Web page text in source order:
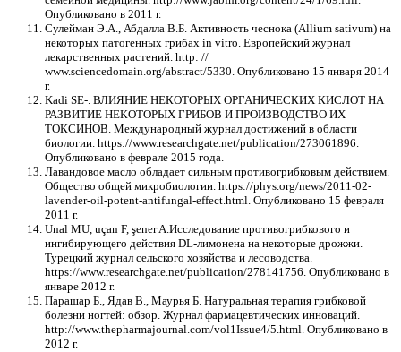
Опубликовано в 2011 г.
Сулейман Э.А., Абдалла В.Б. Активность чеснока (Allium sativum) на
некоторых патогенных грибах in vitro. Европейский журнал
лекарственных растений. http: //
www.sciencedomain.org/abstract/5330. Опубликовано 15 января 2014
г.
Kadi SE-. ВЛИЯНИЕ НЕКОТОРЫХ ОРГАНИЧЕСКИХ КИСЛОТ НА
РАЗВИТИЕ НЕКОТОРЫХ ГРИБОВ И ПРОИЗВОДСТВО ИХ
ТОКСИНОВ. Международный журнал достижений в области
биологии. https://www.researchgate.net/publication/273061896.
Опубликовано в феврале 2015 года.
Лавандовое масло обладает сильным противогрибковым действием.
Общество общей микробиологии. https://phys.org/news/2011-02-
lavender-oil-potent-antifungal-effect.html. Опубликовано 15 февраля
2011 г.
Unal MU, uçan F, şener A.Исследование противогрибкового и
ингибирующего действия DL-лимонена на некоторые дрожжи.
Турецкий журнал сельского хозяйства и лесоводства.
https://www.researchgate.net/publication/278141756. Опубликовано в
январе 2012 г.
Парашар Б., Ядав В., Маурья Б. Натуральная терапия грибковой
болезни ногтей: обзор. Журнал фармацевтических инноваций.
http://www.thepharmajournal.com/vol1Issue4/5.html. Опубликовано в
2012 г.